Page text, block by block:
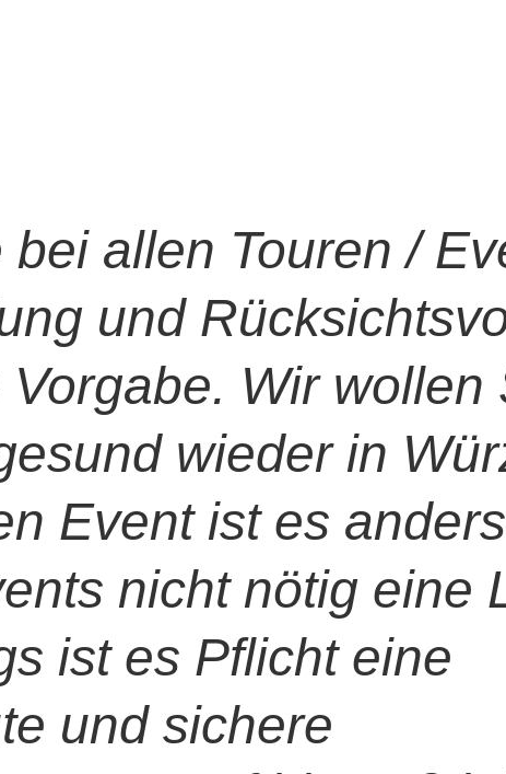
allen Touren /
und
Wir wollen
wieder in
Event ist es
nicht nötig eine
ist es Pflicht eine
und sichere